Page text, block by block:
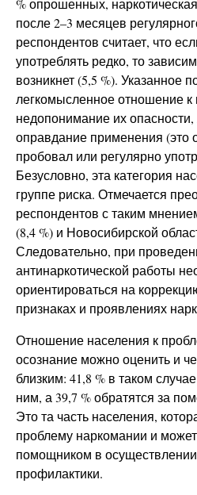
% опрошенных,
после 2–3 месяцев
респондентов считает, что
употреблять редко, то
возникнет (5,5 %). Указанное
легкомысленное отношение к
недопонимание их опасности,
оправдание применения (это
пробовал или регулярно
Безусловно, эта категория
группе риска. Отмечается
респондентов с таким
(8,4 %) и Новосибирской
Следовательно, при
антинаркотической работы
ориентироваться на
признаках и проявлениях
Отношение населения к
осознание можно оценить и
близким: 41,8 % в таком
ним, а 39,7 % обратятся за
Это та часть населения,
проблему наркомании и
помощником в осуществлении
профилактики.